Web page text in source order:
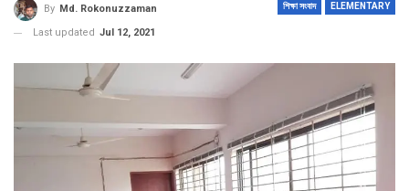
শিক্ষা সংবাদ ELEMENTARY
By Md. Rokonuzzaman
Last updated Jul 12, 2021